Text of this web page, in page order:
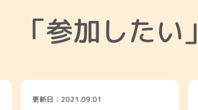
ふくし総合相談
「参加した
更新日：2021.09.01